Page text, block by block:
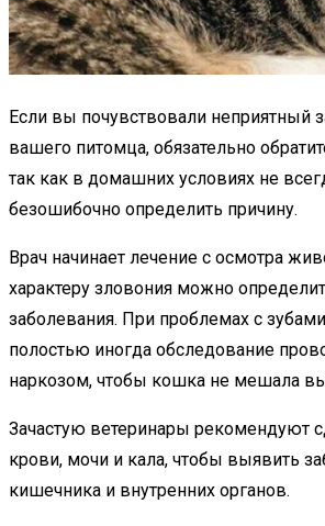
Если вы почувствовали неприятный
вашего питомца, обязательно
так как в домашних условиях не
безошибочно определить причину.
Врач начинает лечение с осмотра
характеру зловония можно
заболевания. При проблемах с
полостью иногда обследование
наркозом, чтобы кошка не мешала
Зачастую ветеринары рекомендуют
крови, мочи и кала, чтобы выявить
кишечника и внутренних органов.